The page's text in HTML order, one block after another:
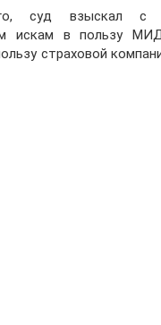
суд взыскал с
искам в пользу
страховой